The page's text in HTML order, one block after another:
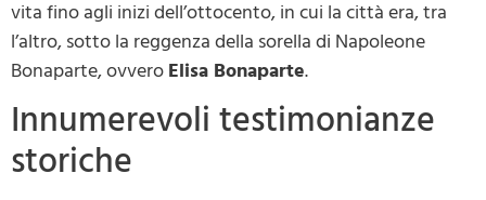
vita fino agli inizi dell’ottocento, in cui la città era, tra
l’altro, sotto la reggenza della sorella di Napoleone
Bonaparte, ovvero Elisa Bonaparte.
Innumerevoli testimonianze
storiche